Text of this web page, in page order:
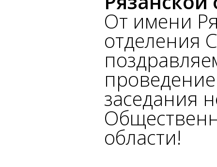
От имени
отделения
заседания
области!